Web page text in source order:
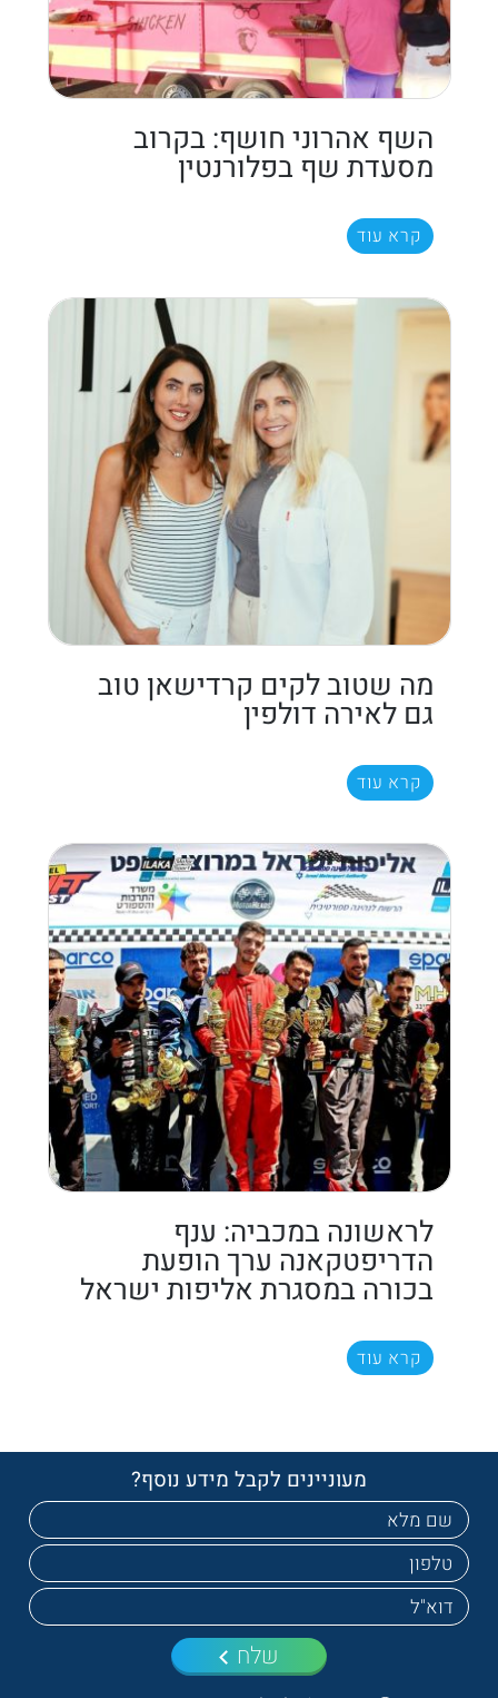
השף אהרוני חושף: בקרוב
מסעדת שף בפלורנטין
קרא עוד
מה שטוב לקים קרדישאן טוב
גם לאירה דולפין
קרא עוד
לראשונה במכביה: ענף
הדריפטקאנה ערך הופעת
בכורה במסגרת אליפות ישראל
קרא עוד
מעוניינים לקבל מידע נוסף?
שלח